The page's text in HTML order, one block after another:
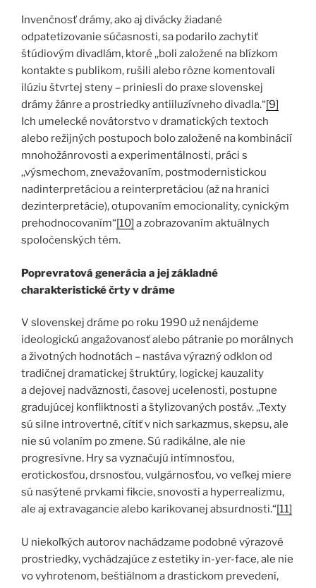
Invenčnosť drámy, ako aj divácky žiadané
odpatetizovanie súčasnosti, sa podarilo zachytiť
štúdiovým divadlám, ktoré ,,boli založené na blízkom
kontakte s publikom, rušili alebo rôzne komentovali
ilúziu štvrtej steny – priniesli do praxe slovenskej
drámy žánre a prostriedky antiiluzívneho divadla.“[9]
Ich umelecké novátorstvo v dramatických textoch
alebo režijných postupoch bolo založené na kombinácií
mnohožánrovosti a experimentálnosti, práci s
,,výsmechom, znevažovaním, postmodernistickou
nadinterpretáciou a reinterpretáciou (až na hranici
dezinterpretácie), otupovaním emocionality, cynickým
prehodnocovaním“[10] a zobrazovaním aktuálnych
spoločenských tém.
Poprevratová generácia a jej základné
charakteristické črty v dráme
V slovenskej dráme po roku 1990 už nenájdeme
ideologickú angažovanosť alebo pátranie po morálnych
a životných hodnotách – nastáva výrazný odklon od
tradičnej dramatickej štruktúry, logickej kauzality
a dejovej nadväznosti, časovej ucelenosti, postupne
gradujúcej konfliktnosti a štylizovaných postáv. ,,Texty
sú silne introvertné, cítiť v nich sarkazmus, skepsu, ale
nie sú volaním po zmene. Sú radikálne, ale nie
progresívne. Hry sa vyznačujú intímnosťou,
erotickosťou, drsnosťou, vulgárnosťou, vo veľkej miere
sú nasýtené prvkami fikcie, snovosti a hyperrealizmu,
ale aj extravagancie alebo karikovanej absurdnosti.“[11]
U niekoľkých autorov nachádzame podobné výrazové
prostriedky, vychádzajúce z estetiky in-yer-face, ale nie
vo vyhrotenom, beštiálnom a drastickom prevedení,